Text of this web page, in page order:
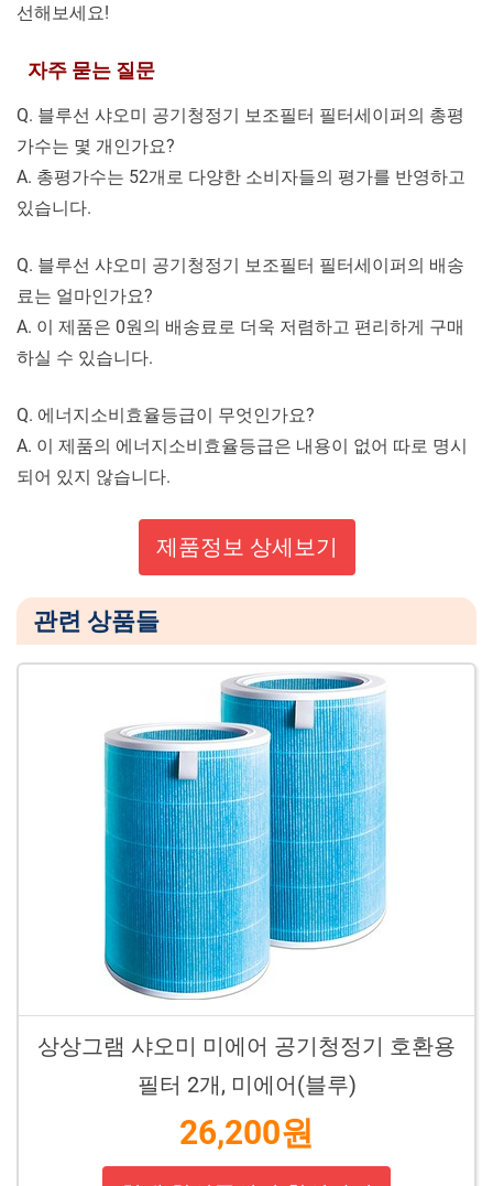
선해보세요!
자주 묻는 질문
Q. 블루선 샤오미 공기청정기 보조필터 필터세이퍼의 총평
가수는 몇 개인가요?
A. 총평가수는 52개로 다양한 소비자들의 평가를 반영하고
있습니다.
Q. 블루선 샤오미 공기청정기 보조필터 필터세이퍼의 배송
료는 얼마인가요?
A. 이 제품은 0원의 배송료로 더욱 저렴하고 편리하게 구매
하실 수 있습니다.
Q. 에너지소비효율등급이 무엇인가요?
A. 이 제품의 에너지소비효율등급은 내용이 없어 따로 명시
되어 있지 않습니다.
제품정보 상세보기
관련 상품들
상상그램 샤오미 미에어 공기청정기 호환용
필터 2개, 미에어(블루)
26,200원